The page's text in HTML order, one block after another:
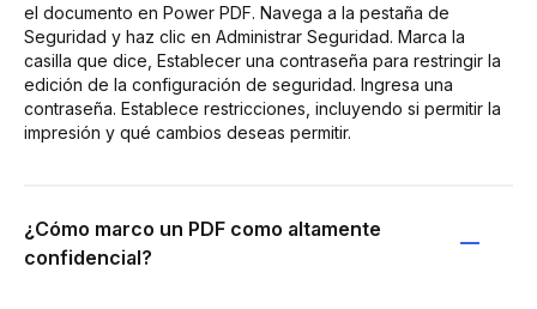
el documento en Power PDF. Navega a la pestaña de
Seguridad y haz clic en Administrar Seguridad. Marca la
casilla que dice, Establecer una contraseña para restringir la
edición de la configuración de seguridad. Ingresa una
contraseña. Establece restricciones, incluyendo si permitir la
impresión y qué cambios deseas permitir.
¿Cómo marco un PDF como altamente
confidencial?